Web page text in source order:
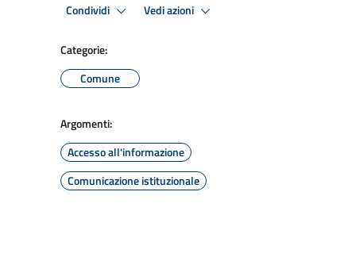
Condividi Vedi azioni
Categorie:
Comune
Argomenti:
Accesso all'informazione
Comunicazione istituzionale